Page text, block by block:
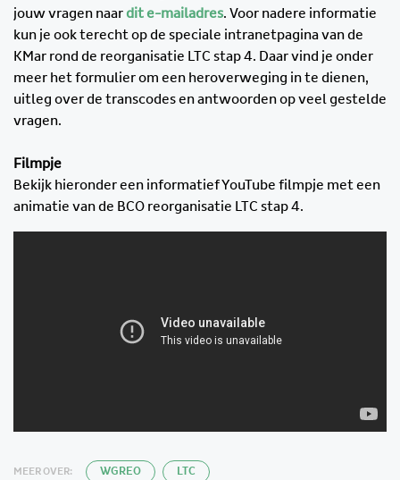
jouw vragen naardit e-mailadres. Voor nadere informatie
kun je ook terecht op de speciale intranetpagina van de
KMar rond de reorganisatie LTC stap 4. Daar vind je onder
meer het formulier om een heroverweging in te dienen,
uitleg over de transcodes en antwoorden op veel gestelde
vragen.
Filmpje
Bekijk hieronder een informatief YouTube filmpje met een
animatie van de BCO reorganisatie LTC stap 4.
MEER OVER: WGREO LTC